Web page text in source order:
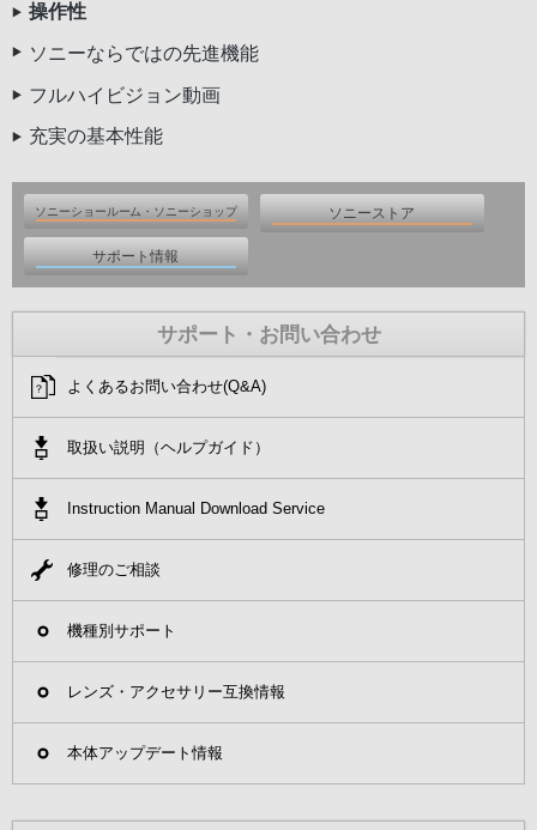
操作性
ソニーならではの先進機能
フルハイビジョン動画
充実の基本性能
ソニーショールーム・ソニーショップ ソニーストア
サポート情報
ソニーショップ
ソニーストア オンライン
ソニーストア 銀座・名古屋・大阪
よくあるお問い合わせ(Q&A)
修理のご相談
機種別サポート
レンズ・アクセサリー互換情報
サポート・お問い合わせ
よくあるお問い合わせ(Q&A)
取扱い説明（ヘルプガイド）
Instruction Manual Download Service
修理のご相談
機種別サポート
レンズ・アクセサリー互換情報
本体アップデート情報